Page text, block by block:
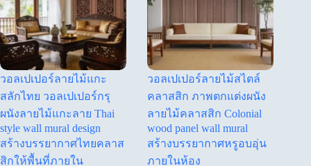
วอลเปเปอร์ลายไม้แกะ
สลักไทย วอลเปเปอร์กรุ
ผนังลายไม้แกะลาย Thai
style wall mural design
สร้างบรรยากาศไทยคลาส
สิกให้พื้นที่ภายใน
วอลเปเปอร์ลายไม้สไตล์
คลาสสิก ภาพตกแต่งผนัง
ลายไม้คลาสสิก Colonial
wood panel wall mural
สร้างบรรยากาศหรูอบอุ่น
ภายในห้อง